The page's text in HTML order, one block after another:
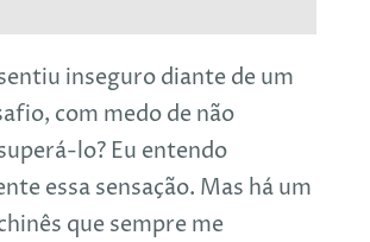
inseguro diante de um
com medo de não
lo? Eu entendo
essa sensação. Mas há um
que sempre me